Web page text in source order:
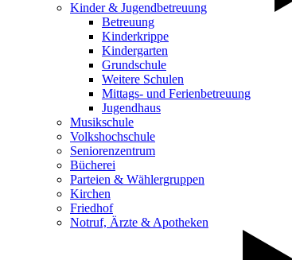
Kinder & Jugendbetreuung
Betreuung
Kinderkrippe
Kindergarten
Grundschule
Weitere Schulen
Mittags- und Ferienbetreuung
Jugendhaus
Musikschule
Volkshochschule
Seniorenzentrum
Bücherei
Parteien & Wählergruppen
Kirchen
Friedhof
Notruf, Ärzte & Apotheken